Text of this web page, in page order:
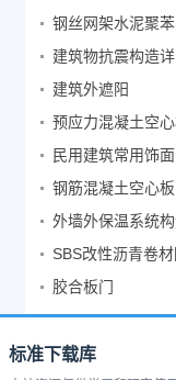
钢丝网架水泥聚
建筑外遮阳
预应力混凝土空
民用建筑常用饰面
钢筋混凝土空心
SBS改性沥青卷
胶合板门
标准下载库